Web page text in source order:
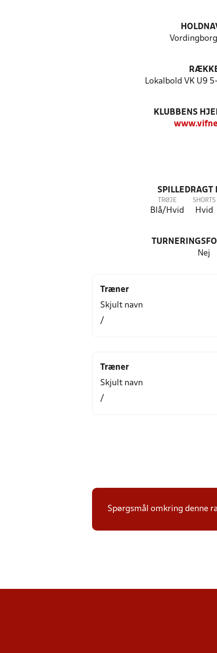
Lokalbold VK U9
KLUBBENS
SPILLEDRAGT
TRØJE
Blå/Hvid
SHORTS
Hvid
Nej
Træner
Skjult navn
/
Træner
Skjult navn
/
Spørgsmål omkring denne